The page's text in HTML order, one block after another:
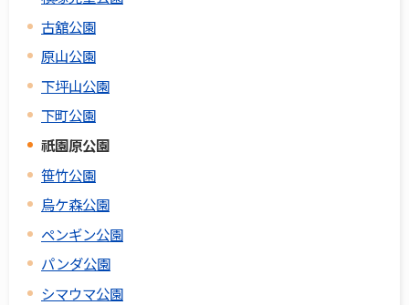
古舘公園
原山公園
下坪山公園
下町公園
祇園原公園
笹竹公園
烏ケ森公園
ペンギン公園
パンダ公園
シマウマ公園